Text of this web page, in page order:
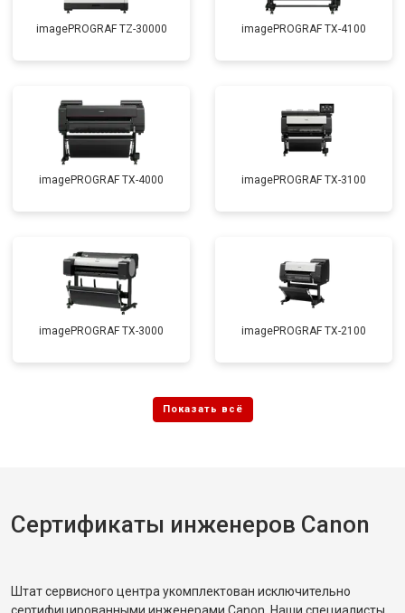
imagePROGRAF TZ-30000 imagePROGRAF TX-4100
imagePROGRAF TX-4000 imagePROGRAF TX-3100
imagePROGRAF TX-3000 imagePROGRAF TX-2100
Сертификаты инженеров Canon
Штат сервисного центра укомплектован исключительно